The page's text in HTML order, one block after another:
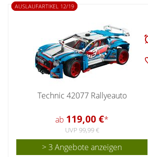
AUSLAUFARTIKEL 12/19
Technic 42077 Rallyeauto
ab 119,00 €*
UVP 99,99 €
> 3 Angebote anzeigen